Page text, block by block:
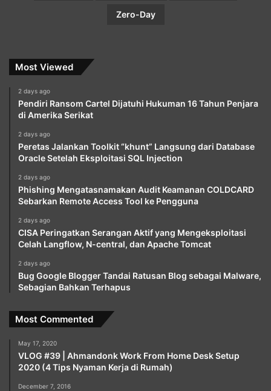
Zero-Day
Most Viewed
2 days ago
Pendiri Ransom Cartel Dijatuhi Hukuman 16 Tahun Penjara
di Amerika Serikat
2 days ago
Peretas Jalankan Toolkit “khunt” Langsung dari Database
Oracle Setelah Eksploitasi SQL Injection
2 days ago
Phishing Mengatasnamakan Audit Keamanan COLDCARD
Sebarkan Remote Access Tool ke Pengguna
2 days ago
CISA Peringatkan Serangan Aktif yang Mengeksploitasi
Celah Langflow, N-central, dan Apache Tomcat
2 days ago
Bug Google Blogger Tandai Ratusan Blog sebagai Malware,
Sebagian Bahkan Terhapus
Most Commented
May 17, 2020
VLOG #39 | Ahmandonk Work From Home Desk Setup
2020 (4 Tips Nyaman Kerja di Rumah)
December 7, 2016